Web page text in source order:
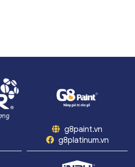
g8paint.vn
g8platinum.vn